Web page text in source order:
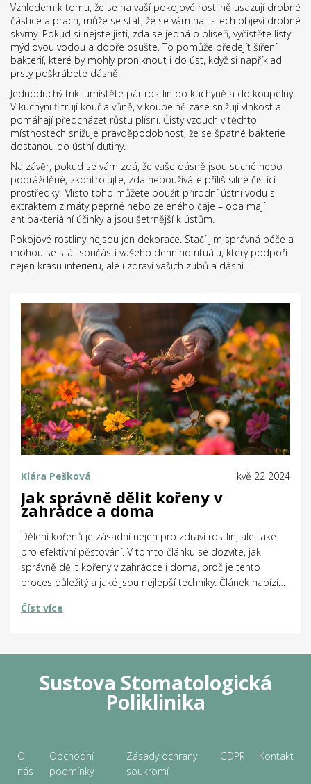
Vzhledem k tomu, že se na vaší pokojové rostlině usazují drobné
částice a prach, může se stát, že se vám na listech objeví drobné
skvrny. Pokud si nejste jisti, zda se jedná o plíseň, vyčistěte listy
mýdlovou vodou a dobře osušte. To pomůže předejít šíření
bakterií, které by mohly proniknout i do úst, když si například
prsty poškrábete dásně.
Jednoduchý trik: umístěte pár rostlin do kuchyně a do koupelny.
V kuchyni filtrují kouř a vůně, v koupelně zase snižují vlhkost a
pomáhají předcházet růstu plísní. Čistý vzduch v těchto
místnostech snižuje pravděpodobnost, že se špatné bakterie
dostanou do ústní dutiny.
Na závěr, pokud se vám zdá, že vaše dásně jsou suché nebo
podrážděné, zkontrolujte, zda nepoužíváte příliš silné čistící
prostředky. Místo toho můžete použít přírodní ústní vodu s
extraktem z máty peprné nebo zeleného čaje – oba mají
antibakteriální účinky a jsou šetrnější k ústům.
Pokojové rostliny nejsou jen dekorace. Stačí jim správná péče a
mohou se stát součástí vašeho denního rituálu, který podpoří
nejen krásu interiéru, ale i zdraví vašich zubů a dásní.
Klára Pešková kvě 22 2024
Jak správně dělit kořeny v
zahrádce a doma
Dělení kořenů je zásadní nejen pro zdraví rostlin, ale také
pro efektivní pěstování. V tomto článku se dozvíte, jak
správně dělit kořeny v zahrádce i doma, proč je tento
proces důležitý a jaké jsou nejlepší techniky. Článek nabízí
a milovník rostlin.
Číst více
Sustova Stomatologická
Poliklinika
O
nás
Obchodní
podmínky
Zásady ochrany
soukromí
GDPR Kontakt